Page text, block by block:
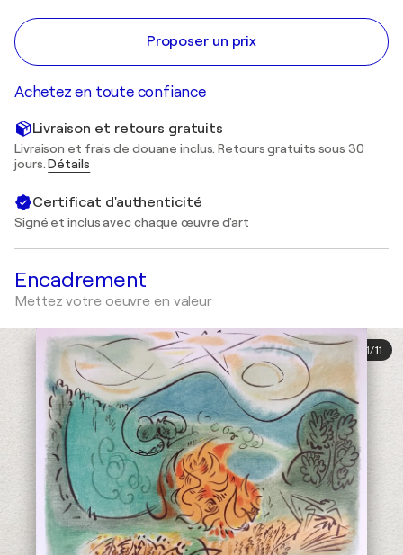
Proposer un prix
Achetez en toute confiance
Livraison et retours gratuits
Livraison et frais de douane inclus. Retours gratuits sous 30
jours.Détails
Certificat d'authenticité
Signé et inclus avec chaque œuvre d'art
Encadrement
Mettez votre oeuvre en valeur
1/11